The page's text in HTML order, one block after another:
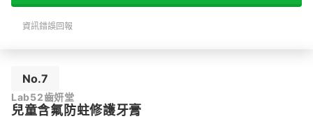
資訊錯誤回報
No.7
Lab52齒妍堂
兒童含氟防蛀修護牙膏